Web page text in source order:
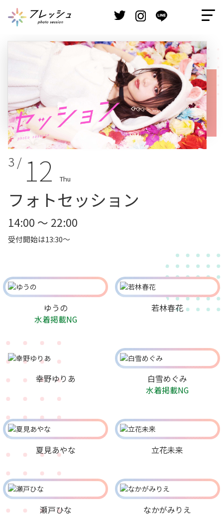
3 / 12 Thu
フォトセッション
14:00 ～ 22:00
受付開始は13:30～
ゆうの
水着掲載NG
若林春花
幸野ゆりあ
白雪めぐみ
水着掲載NG
夏見あやな 立花未来
瀬戸ひな なかがみりえ